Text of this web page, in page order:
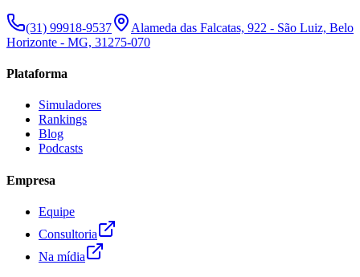
(31) 99918-9537
Alameda das Falcatas, 922 - São Luiz, Belo
Horizonte - MG, 31275-070
Plataforma
Simuladores
Rankings
Blog
Podcasts
Empresa
Equipe
Consultoria
Na mídia